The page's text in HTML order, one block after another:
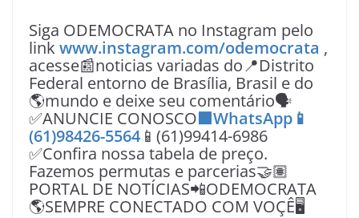
Siga ODEMOCRATA no Instagram pelo
link www.instagram.com/odemocrata ,
acesse📰noticias variadas do📍Distrito
Federal entorno de Brasília, Brasil e do
🌎mundo e deixe seu comentário🗣
✅ANUNCIE CONOSCO🟩WhatsApp📱
(61)98426-5564 📱(61)99414-6986
✅Confira nossa tabela de preço.
Fazemos permutas e parcerias🤝🏽
PORTAL DE NOTÍCIAS📲ODEMOCRATA
🌎SEMPRE CONECTADO COM VOÇÊ🖥️